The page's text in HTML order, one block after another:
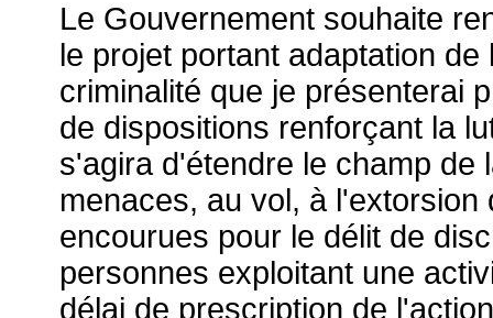
Le Gouvernement souhaite
le projet portant adaptation
criminalité que je présenterai
de dispositions renforçant la
s'agira d'étendre le champ de
menaces, au vol, à
encourues pour le délit de
personnes exploitant une
délai de prescription de